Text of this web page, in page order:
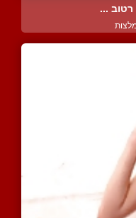
רטוב ...